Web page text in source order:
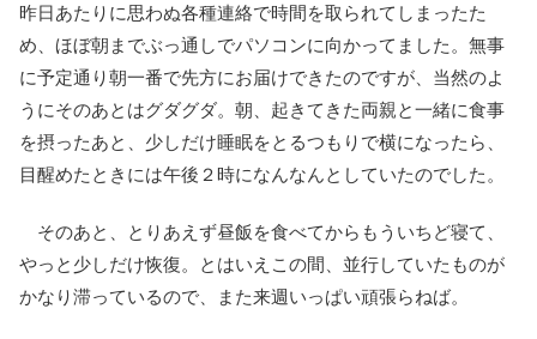
昨日あたりに思わぬ各種連絡で時間を取られてしまったた
め、ほぼ朝までぶっ通しでパソコンに向かってました。無事
に予定通り朝一番で先方にお届けできたのですが、当然のよ
うにそのあとはグダグダ。朝、起きてきた両親と一緒に食事
を摂ったあと、少しだけ睡眠をとるつもりで横になったら、
目醒めたときには午後２時になんなんとしていたのでした。
そのあと、とりあえず昼飯を食べてからもういちど寝て、
やっと少しだけ恢復。とはいえこの間、並行していたものが
かなり滞っているので、また来週いっぱい頑張らねば。